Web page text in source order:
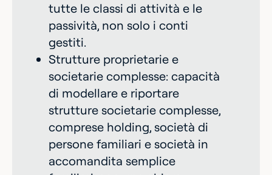
tutte le classi di attività e le
passività, non solo i conti
gestiti.
Strutture proprietarie e
societarie complesse: capacità
di modellare e riportare
strutture societarie complesse,
comprese holding, società di
persone familiari e società in
accomandita semplice